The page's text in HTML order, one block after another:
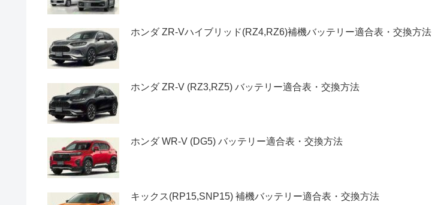
ホンダ ZR-Vハイブリッド(RZ4,RZ6)補機バッテリー適合表・交換方法
ホンダ ZR-V (RZ3,RZ5) バッテリー適合表・交換方法
ホンダ WR-V (DG5) バッテリー適合表・交換方法
キックス(RP15,SNP15) 補機バッテリー適合表・交換方法